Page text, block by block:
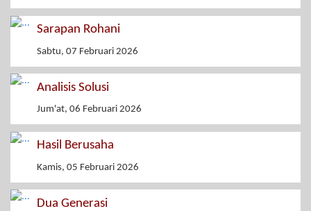
Sarapan Rohani
Sabtu, 07 Februari 2026
Analisis Solusi
Jum'at, 06 Februari 2026
Hasil Berusaha
Kamis, 05 Februari 2026
Dua Generasi